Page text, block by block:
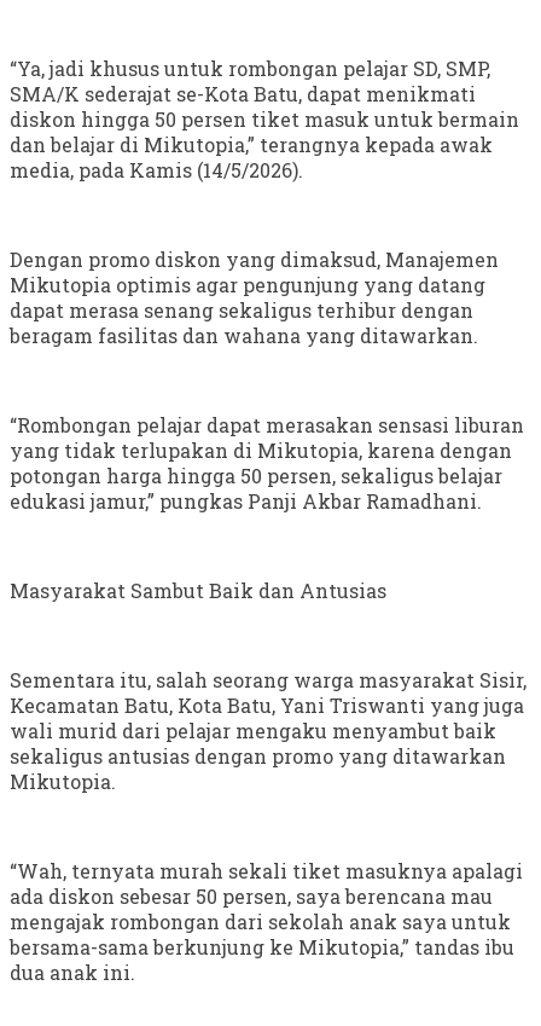
“Ya, jadi khusus untuk rombongan pelajar SD, SMP,
SMA/K sederajat se-Kota Batu, dapat menikmati
diskon hingga 50 persen tiket masuk untuk bermain
dan belajar di Mikutopia,” terangnya kepada awak
media, pada Kamis (14/5/2026).
Dengan promo diskon yang dimaksud, Manajemen
Mikutopia optimis agar pengunjung yang datang
dapat merasa senang sekaligus terhibur dengan
beragam fasilitas dan wahana yang ditawarkan.
“Rombongan pelajar dapat merasakan sensasi liburan
yang tidak terlupakan di Mikutopia, karena dengan
potongan harga hingga 50 persen, sekaligus belajar
edukasi jamur,” pungkas Panji Akbar Ramadhani.
Masyarakat Sambut Baik dan Antusias
Sementara itu, salah seorang warga masyarakat Sisir,
Kecamatan Batu, Kota Batu, Yani Triswanti yang juga
wali murid dari pelajar mengaku menyambut baik
sekaligus antusias dengan promo yang ditawarkan
Mikutopia.
“Wah, ternyata murah sekali tiket masuknya apalagi
ada diskon sebesar 50 persen, saya berencana mau
mengajak rombongan dari sekolah anak saya untuk
bersama-sama berkunjung ke Mikutopia,” tandas ibu
dua anak ini.